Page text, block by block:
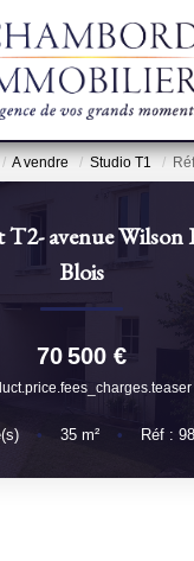
ACHAT
ESTIMATION
Par Un
GESTION
A vendre Studio T1
avenue Wilson
Blois
70 500 €
• 35 m² • Réf :